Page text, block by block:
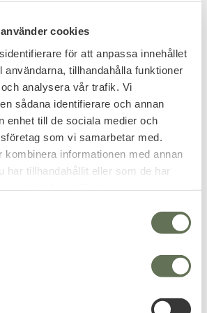
cookies
för att anpassa innehållet
användarna, tillhandahålla funktioner
analysera vår trafik. Vi
sådana identifierare och annan
enhet till de sociala medier och
som vi samarbetar med.
kombinera informationen med annan
har tillhandahållit eller som de har
bära
Lättvikt Anti-slip
Perfekt även för friluftsliv &
1 599KR